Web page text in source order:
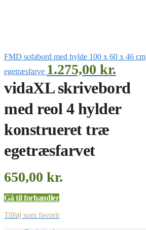
FMD sofabord med hylde 100 x 60 x 46 cm
egetræsfarve 1.275,00 kr.
vidaXL skrivebord
med reol 4 hylder
konstrueret træ
egetræsfarvet
650,00 kr.
Gå til forhandler
Tilføj som favorit